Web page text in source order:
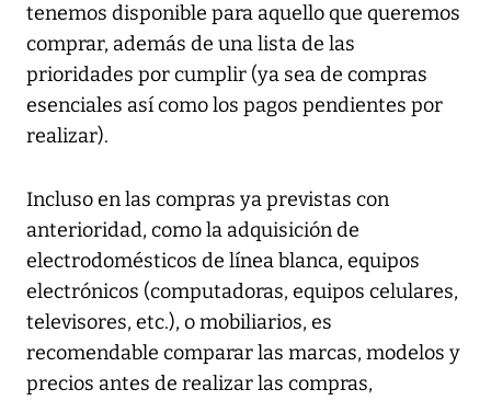
tenemos disponible para aquello que queremos
comprar, además de una lista de las
prioridades por cumplir (ya sea de compras
esenciales así como los pagos pendientes por
realizar).
Incluso en las compras ya previstas con
anterioridad, como la adquisición de
electrodomésticos de línea blanca, equipos
electrónicos (computadoras, equipos celulares,
televisores, etc.), o mobiliarios, es
recomendable comparar las marcas, modelos y
precios antes de realizar las compras,